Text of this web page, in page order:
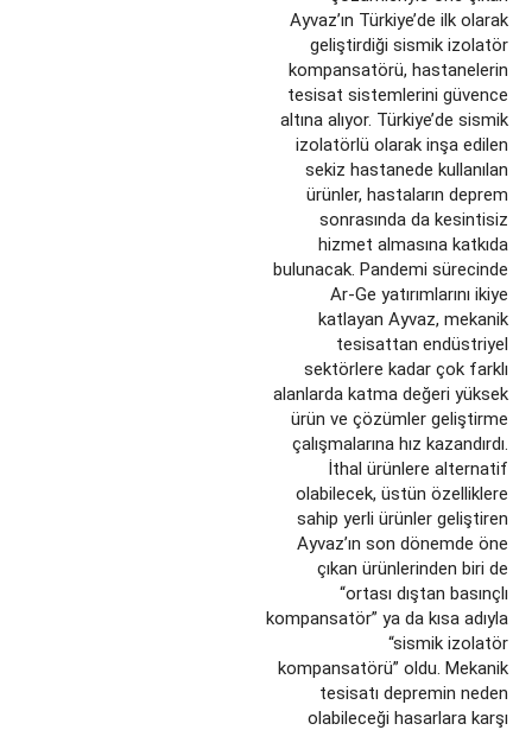
Ayvaz’ın Türkiye’de ilk olarak
geliştirdiği sismik izolatör
kompansatörü, hastanelerin
tesisat sistemlerini güvence
altına alıyor. Türkiye’de sismik
izolatörlü olarak inşa edilen
sekiz hastanede kullanılan
ürünler, hastaların deprem
sonrasında da kesintisiz
hizmet almasına katkıda
bulunacak. Pandemi sürecinde
Ar-Ge yatırımlarını ikiye
katlayan Ayvaz, mekanik
tesisattan endüstriyel
sektörlere kadar çok farklı
alanlarda katma değeri yüksek
ürün ve çözümler geliştirme
çalışmalarına hız kazandırdı.
İthal ürünlere alternatif
olabilecek, üstün özelliklere
sahip yerli ürünler geliştiren
Ayvaz’ın son dönemde öne
çıkan ürünlerinden biri de
“ortası dıştan basınçlı
kompansatör” ya da kısa adıyla
“sismik izolatör
kompansatörü” oldu. Mekanik
tesisatı depremin neden
olabileceği hasarlara karşı